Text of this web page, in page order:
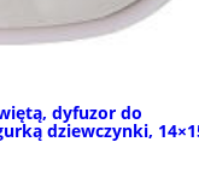
dyfuzor do
dziewczynki,